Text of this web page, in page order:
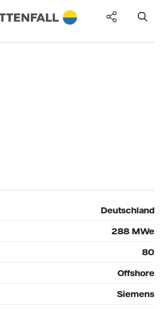
Deutschland
288 MWe
80
Offshore
Siemens